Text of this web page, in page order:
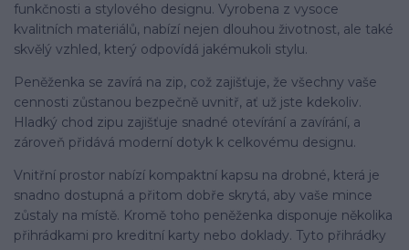
funkčnosti a stylového designu. Vyrobena z vysoce
kvalitních materiálů, nabízí nejen dlouhou životnost, ale také
skvělý vzhled, který odpovídá jakémukoli stylu.
Peněženka se zavírá na zip, což zajišťuje, že všechny vaše
cennosti zůstanou bezpečně uvnitř, ať už jste kdekoliv.
Hladký chod zipu zajišťuje snadné otevírání a zavírání, a
zároveň přidává moderní dotyk k celkovému designu.
Vnitřní prostor nabízí kompaktní kapsu na drobné, která je
snadno dostupná a přitom dobře skrytá, aby vaše mince
zůstaly na místě. Kromě toho peněženka disponuje několika
přihrádkami pro kreditní karty nebo doklady. Tyto přihrádky